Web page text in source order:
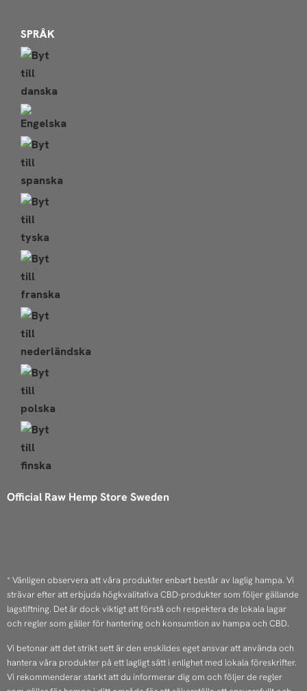
SPRÅK
Official Raw Hemp Store Sweden
n
s
t
a
a
c
e
b
* Vänligen observera att våra produkter enbart består av laglig hampa. Vi
strävar efter att erbjuda högkvalitativa CBD-produkter som följer gällande
lagstiftning. Det är dock viktigt att förstå och respektera de lokala lagar
och regler som gäller för hantering och konsumtion av hampa och CBD.
Vi betonar att det strikt sett är den enskildes eget ansvar att använda och
hantera våra produkter på ett lagligt sätt i enlighet med lokala föreskrifter.
Vi rekommenderar starkt att du informerar dig om och följer de regler